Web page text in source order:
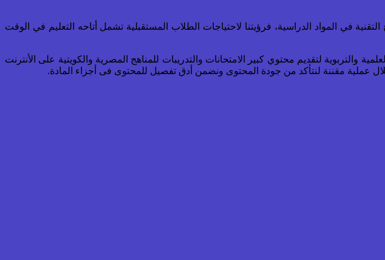
في المواد الدراسية، فرؤيتنا لاحتياجات الطلاب المستقبلية تشمل أتاحه التعليم في الوقت
والتربوية لتقديم محتوي كبير الامتحانات والتدريبات للمناهج المصرية والكويتية على الأنترنت
عملية مقننة لنتأكد من جودة المحتوى ونضمن أدق تفصيل للمحتوى فى أجزاء المادة.